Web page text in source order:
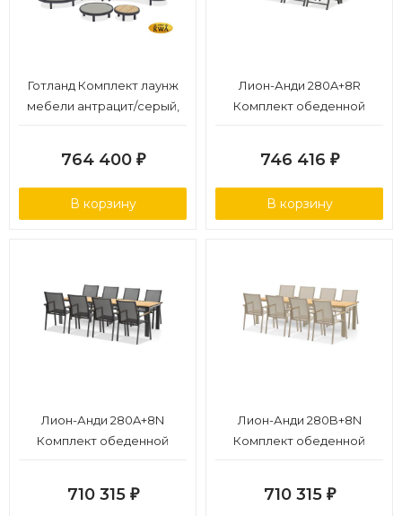
Готланд Комплект лаунж
мебели антрацит/серый,
764 400 ₽
В корзину
Лион-Анди 280A+8R
Комплект обеденной
камень/тик
746 416 ₽
В корзину
Лион-Анди 280A+8N
Комплект обеденной
тик
710 315 ₽
Лион-Анди 280B+8N
Комплект обеденной
тик
710 315 ₽